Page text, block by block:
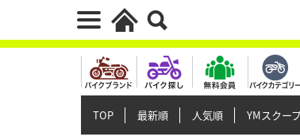
TOP 最新順 人気順 YMスクー